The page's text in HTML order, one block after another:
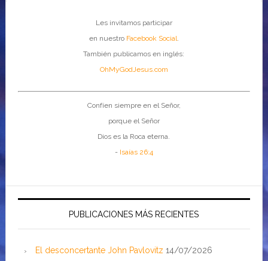
Les invitamos participar
en nuestro Facebook Social.
También publicamos en inglés:
OhMyGodJesus.com
Confíen siempre en el Señor,
porque el Señor
Dios es la Roca eterna.
- Isaías 26:4
PUBLICACIONES MÁS RECIENTES
El desconcertante John Pavlovitz 14/07/2026